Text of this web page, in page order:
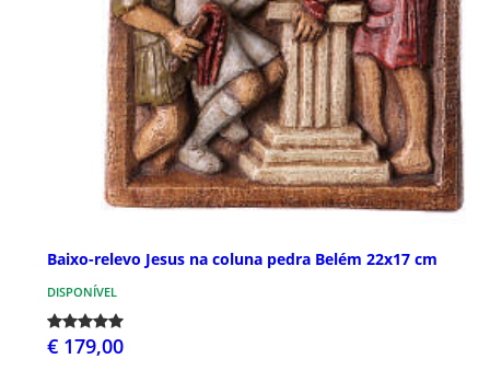
Baixo-relevo Jesus na coluna pedra Belém 22x17 cm
DISPONÍVEL
€ 179,00